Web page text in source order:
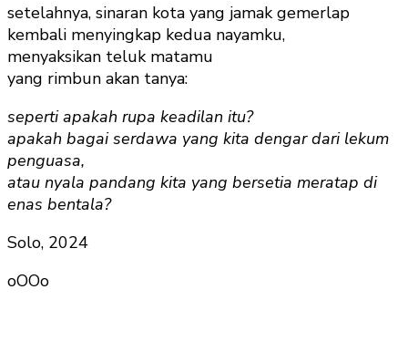
setelahnya, sinaran kota yang jamak gemerlap
kembali menyingkap kedua nayamku,
menyaksikan teluk matamu
yang rimbun akan tanya:
seperti apakah rupa keadilan itu?
apakah bagai serdawa yang kita dengar dari lekum
penguasa,
atau nyala pandang kita yang bersetia meratap di
enas bentala?
Solo, 2024
oOOo